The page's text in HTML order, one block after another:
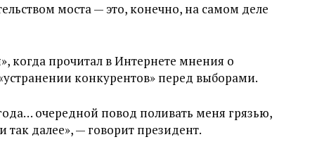
моста — это, конечно, на самом деле
когда прочитал в Интернете мнения о
конкурентов» перед выборами.
очередной повод поливать меня грязью,
так далее», — говорит президент.